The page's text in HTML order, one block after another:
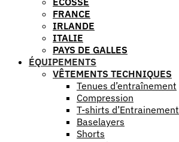
FRANCE
IRLANDE
ITALIE
PAYS DE GALLES
ÉQUIPEMENTS
VÊTEMENTS TECHNIQUES
Tenues d’entraînement
Compression
T-shirts d’Entrainement
Baselayers
Shorts